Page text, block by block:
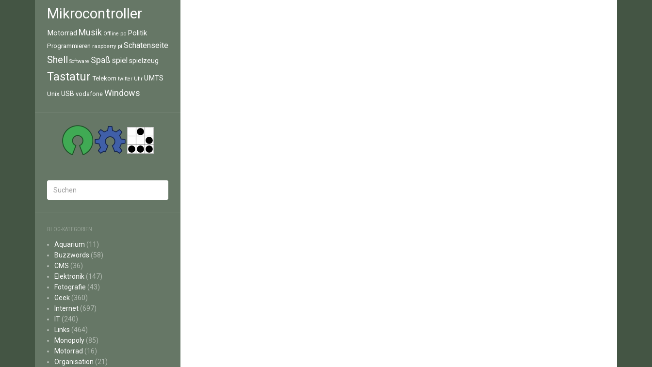
Mikrocontroller
Motorrad Musik Offline pc Politik
Programmieren raspberry pi Schatenseite
Shell Software Spaß spiel spielzeug
Tastatur Telekom twitter Uhr UMTS
Unix USB vodafone Windows
BLOG-KATEGORIEN
Aquarium (11)
Buzzwords (58)
CMS (36)
Elektronik (147)
Fotografie (43)
Geek (360)
Internet (697)
IT (240)
Links (464)
Monopoly (85)
Motorrad (16)
Organisation (21)